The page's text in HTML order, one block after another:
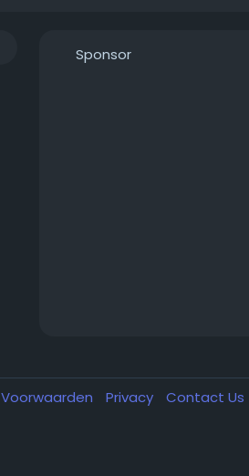
Sponsor
Voorwaarden Privacy Contact Us